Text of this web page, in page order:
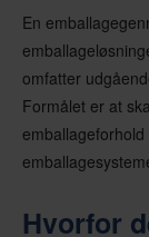
En
omfatter
Formålet er at
Hvorfor